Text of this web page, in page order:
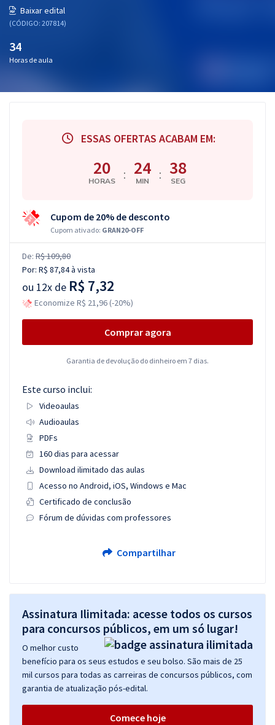
Atendimento
Baixar edital
(CÓDIGO: 207814)
34
Horas de aula
ESSAS OFERTAS ACABAM EM:
20
HORAS : 24
MIN : 38
SEG
Cupom de 20% de desconto
Cupom ativado: GRAN20-OFF
De: R$ 109,80
Por: R$ 87,84à vista
ou 12x de R$ 7,32
Economize R$ 21,96 (-20%)
Comprar agora
Garantia de devolução do dinheiro em 7 dias.
Este curso inclui:
Videoaulas
Audioaulas
PDFs
160 dias para acessar
Download ilimitado das aulas
Acesso no Android, iOS, Windows e Mac
Certificado de conclusão
Fórum de dúvidas com professores
Compartilhar
Assinatura Ilimitada: acesse todos os cursos
para concursos públicos, em um só lugar!
O melhor custo
benefício para os seus estudos e seu bolso. São mais de 25
mil cursos para todas as carreiras de concursos públicos, com
garantia de atualização pós-edital.
Comece hoje